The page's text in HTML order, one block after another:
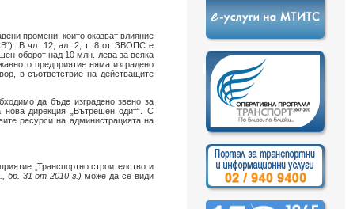
промени, които оказват влияние
В чл. 12, ал. 2, т. 8 от ЗВОПС е
оборот над 10 млн. лева за всяка
предприятие няма изградено
в съответствие на действащите
да бъде изградено звено за
дирекция „Вътрешен одит“. С
ресурси на администрацията на
„Транспортно строителство и
бр. 31 от 2010 г.) може да се види